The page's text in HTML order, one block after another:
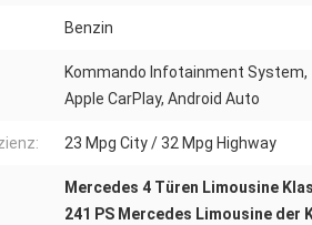
Benzin
Kommando Infotainment System,
Apple CarPlay, Android Auto
23 Mpg City / 32 Mpg Highway
Mercedes 4 Türen Limousine
241 PS Mercedes Limousine der